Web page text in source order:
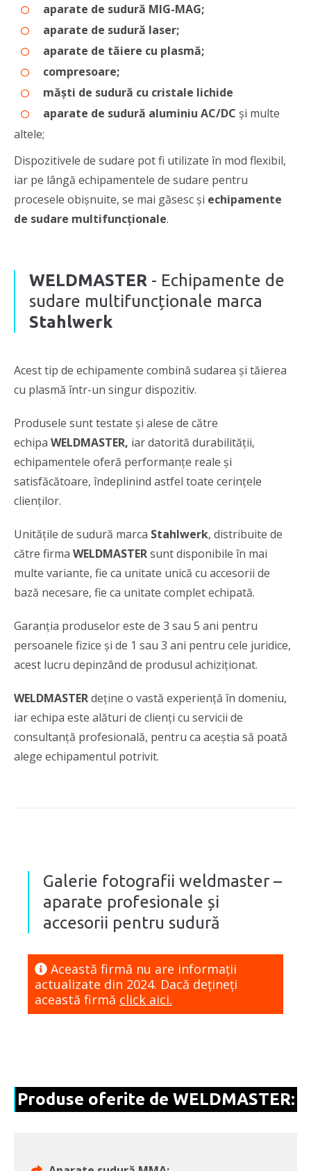
aparate de sudură MIG-MAG;
aparate de sudură laser;
aparate de tăiere cu plasmă;
compresoare;
măști de sudură cu cristale lichide
aparate de sudură aluminiu AC/DC și multe
altele;
Dispozitivele de sudare pot fi utilizate în mod flexibil,
iar pe lângă echipamentele de sudare pentru
procesele obișnuite, se mai găsesc și echipamente
de sudare multifuncționale.
WELDMASTER - Echipamente de
sudare multifuncționale marca
Stahlwerk
Acest tip de echipamente combină sudarea și tăierea
cu plasmă într-un singur dispozitiv.
Produsele sunt testate și alese de către
echipa WELDMASTER, iar datorită durabilității,
echipamentele oferă performanțe reale și
satisfăcătoare, îndeplinind astfel toate cerințele
clienților.
Unitățile de sudură marca Stahlwerk, distribuite de
către firma WELDMASTERsunt disponibile în mai
multe variante, fie ca unitate unică cu accesorii de
bază necesare, fie ca unitate complet echipată.
Garanția produselor este de 3 sau 5 ani pentru
persoanele fizice și de 1 sau 3 ani pentru cele juridice,
acest lucru depinzând de produsul achiziționat.
WELDMASTERdeține o vastă experiență în domeniu,
iar echipa este alături de clienți cu servicii de
consultanță profesională, pentru ca aceștia să poată
alege echipamentul potrivit.
Galerie fotografii weldmaster –
aparate profesionale și
accesorii pentru sudură
Această firmă nu are informaţii
actualizate din 2024. Dacă dețineți
această firmă click aici.
Produse oferite de WELDMASTER: